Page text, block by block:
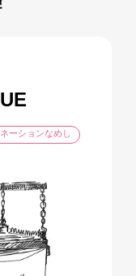
ーションなめし